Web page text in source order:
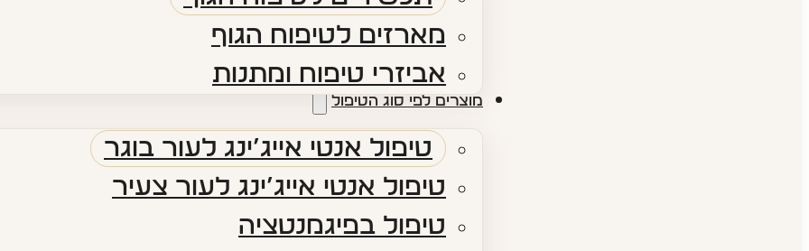
מארזים לטיפוח הגוף
אביזרי טיפוח ומתנות
מוצרים לפי סוג הטיפול
טיפול אנטי אייג’ינג לעור בוגר
טיפול אנטי אייג’ינג לעור צעיר
טיפול בפיגמנטציה